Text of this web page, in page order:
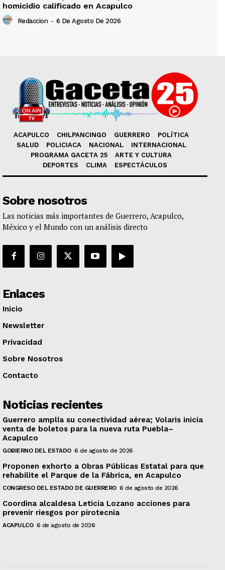
homicidio calificado en Acapulco
Redaccion - 6 De Agosto De 2026
ACAPULCO CHILPANCINGO GUERRERO
POLÍTICA
SALUD
POLICIACA NACIONAL
INTERNACIONAL
PROGRAMA GACETA 25
ARTE Y CULTURA
DEPORTES
CLIMA ESPECTÁCULOS
Sobre nosotros
Las noticias más importantes de Guerrero, Acapulco,
México y el Mundo con un análisis directo
Enlaces
Inicio
Newsletter
Privacidad
Sobre Nosotros
Contacto
Noticias recientes
Guerrero amplía su conectividad aérea; Volaris inicia
venta de boletos para la nueva ruta Puebla–
Acapulco
GOBIERNO DEL ESTADO 6 de agosto de 2026
Proponen exhorto a Obras Públicas Estatal para que
rehabilite el Parque de la Fábrica, en Acapulco
CONGRESO DEL ESTADO DE GUERRERO 6 de agosto de 2026
Coordina alcaldesa Leticia Lozano acciones para
prevenir riesgos por pirotecnia
ACAPULCO 6 de agosto de 2026